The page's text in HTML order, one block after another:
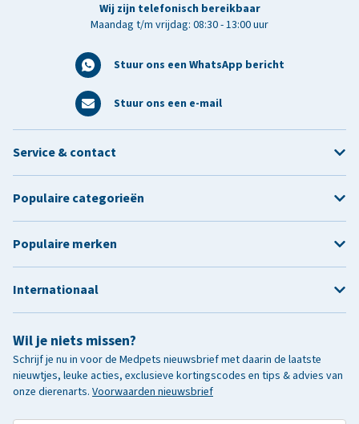
Wij zijn telefonisch bereikbaar
Maandag t/m vrijdag: 08:30 - 13:00 uur
Stuur ons een WhatsApp bericht
Stuur ons een e-mail
Wil je niets missen?
Schrijf je nu in voor de Medpets nieuwsbrief met daarin de laatste
nieuwtjes, leuke acties, exclusieve kortingscodes en tips & advies van
onze dierenarts. Voorwaarden nieuwsbrief
Service & contact
Populaire categorieën
Populaire merken
Internationaal